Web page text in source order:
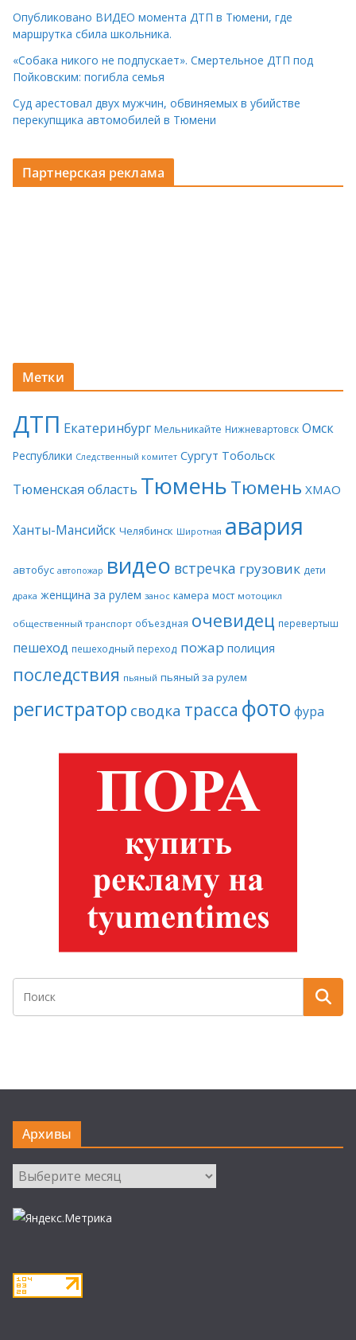
Опубликовано ВИДЕО момента ДТП в Тюмени, где
маршрутка сбила школьника.
«Собака никого не подпускает». Смертельное ДТП под
Пойковским: погибла семья
Суд арестовал двух мужчин, обвиняемых в убийстве
перекупщика автомобилей в Тюмени
Партнерская реклама
Метки
ДТП Екатеринбург Мельникайте Нижневартовск Омск
Республики Следственный комитет Сургут Тобольск
Тюменская область ТюменьТюмень ХМАО
Ханты-Мансийск Челябинск Широтная авария
автобус автопожар видео встречка грузовик дети
драка женщина за рулем занос камера мост мотоцикл
общественный транспорт объездная очевидец перевертыш
пешеход пешеходный переход пожар полиция
последствия пьяный пьяный за рулем
регистратор сводка трасса фото фура
Архивы
Архивы